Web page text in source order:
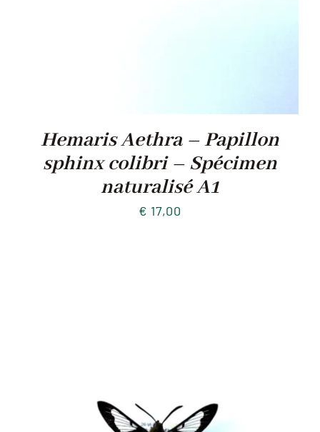
Hemaris Aethra – Papillon
sphinx colibri – Spécimen
naturalisé A1
€ 17,00